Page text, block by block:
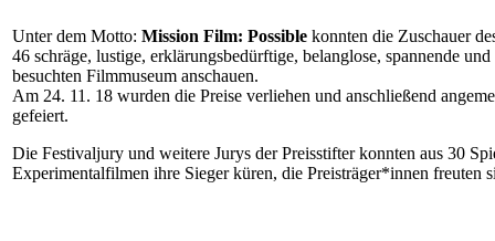
Unter dem Motto: Mission Film: Possible konnten die Zuschauer
46 schräge, lustige, erklärungsbedürftige, belanglose, spannende
besuchten Filmmuseum anschauen.
Am 24. 11. 18 wurden die Preise verliehen und anschließend
gefeiert.
Die Festivaljury und weitere Jurys der Preisstifter konnten aus 30
Experimentalfilmen ihre Sieger küren, die Preisträger*innen freuten